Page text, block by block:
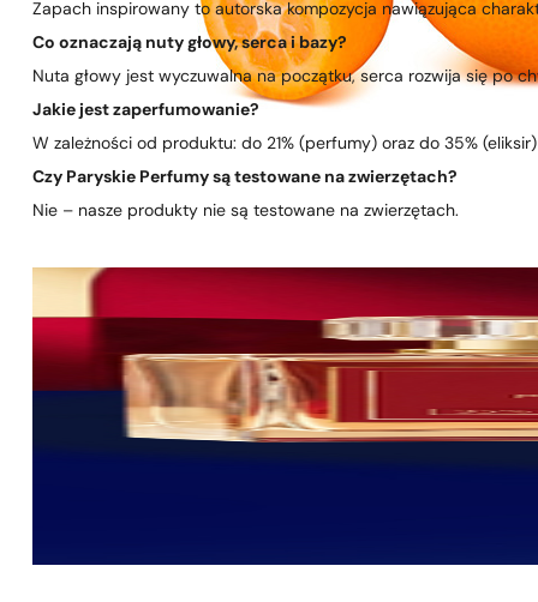
Zapach inspirowany to autorska kompozycja nawiązująca
Co oznaczają nuty głowy, serca i bazy?
Nuta głowy jest wyczuwalna na początku, serca rozwija się po
Jakie jest zaperfumowanie?
W zależności od produktu: do 21% (perfumy) oraz do 35%
Czy Paryskie Perfumy są testowane na zwierzętach?
Nie – nasze produkty nie są testowane na zwierzętach.